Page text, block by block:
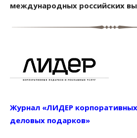
международных российских
Журнал «ЛИДЕР
деловых подарков»